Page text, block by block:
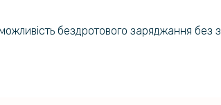
бездротового заряджання без